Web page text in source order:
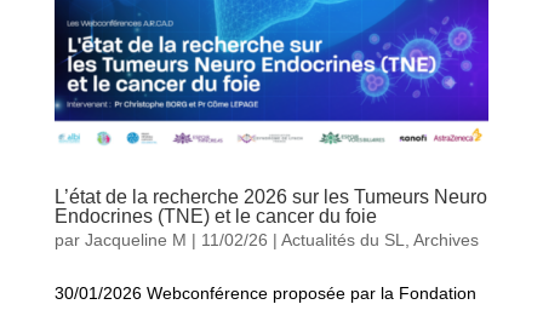
L’état de la recherche 2026 sur les Tumeurs Neuro
Endocrines (TNE) et le cancer du foie
par Jacqueline M | 11/02/26 | Actualités du SL, Archives
30/01/2026 Webconférence proposée par la Fondation